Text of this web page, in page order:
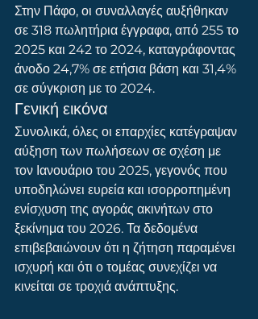
Στην Πάφο, οι συναλλαγές αυξήθηκαν
σε 318 πωλητήρια έγγραφα, από 255 το
2025 και 242 το 2024, καταγράφοντας
άνοδο 24,7% σε ετήσια βάση και 31,4%
σε σύγκριση με το 2024.
Γενική εικόνα
Συνολικά, όλες οι επαρχίες κατέγραψαν
αύξηση των πωλήσεων σε σχέση με
τον Ιανουάριο του 2025, γεγονός που
υποδηλώνει ευρεία και ισορροπημένη
ενίσχυση της αγοράς ακινήτων στο
ξεκίνημα του 2026. Τα δεδομένα
επιβεβαιώνουν ότι η ζήτηση παραμένει
ισχυρή και ότι ο τομέας συνεχίζει να
κινείται σε τροχιά ανάπτυξης.